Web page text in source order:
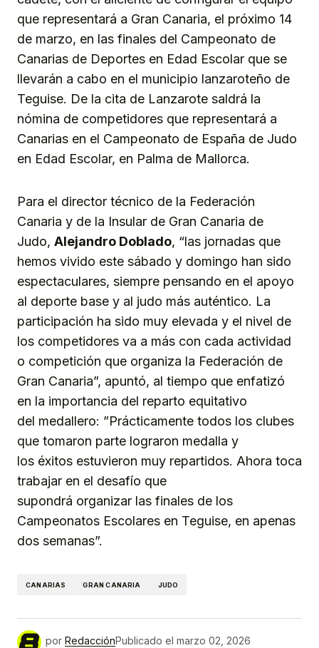
que representará a Gran Canaria, el próximo 14
de marzo, en las finales del Campeonato de
Canarias de Deportes en Edad Escolar que se
llevarán a cabo en el municipio lanzaroteño de
Teguise. De la cita de Lanzarote saldrá la
nómina de competidores que representará a
Canarias en el Campeonato de España de Judo
en Edad Escolar, en Palma de Mallorca.
Para el director técnico de la Federación
Canaria y de la Insular de Gran Canaria de
Judo, Alejandro Doblado, “las jornadas que
hemos vivido este sábado y domingo han sido
espectaculares, siempre pensando en el apoyo
al deporte base y al judo más auténtico. La
participación ha sido muy elevada y el nivel de
los competidores va a más con cada actividad
o competición que organiza la Federación de
Gran Canaria”, apuntó, al tiempo que enfatizó
en la importancia del reparto equitativo
del medallero: ”Prácticamente todos los clubes
que tomaron parte lograron medalla y
los éxitos estuvieron muy repartidos. Ahora toca
trabajar en el desafío que
supondrá organizar las finales de los
Campeonatos Escolares en Teguise, en apenas
dos semanas”.
CANARIAS GRAN CANARIA JUDO
por RedacciónPublicado el marzo 02, 2026